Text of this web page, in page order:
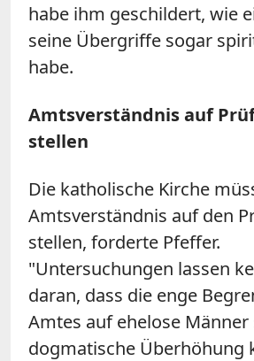
habe ihm geschildert, wie
seine Übergriffe sogar
habe.
Amtsverständnis auf
stellen
Die katholische Kirche
Amtsverständnis auf den
stellen, forderte Pfeffer.
"Untersuchungen lassen
daran, dass die enge
Amtes auf ehelose
dogmatische Überhöhung